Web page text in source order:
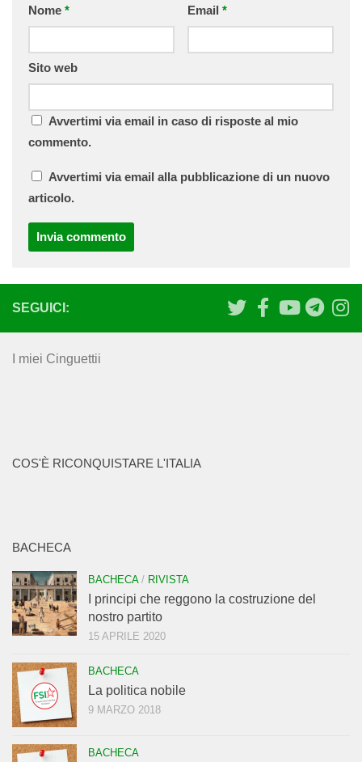
Nome * Email *
Sito web
Avvertimi via email in caso di risposte al mio
commento.
Avvertimi via email alla pubblicazione di un nuovo
articolo.
SEGUICI:
I miei Cinguettii
COS'È RICONQUISTARE L'ITALIA
BACHECA
BACHECA/ RIVISTA
I principi che reggono la costruzione del
nostro partito
15 APRILE 2020
BACHECA
La politica nobile
9 MARZO 2018
BACHECA